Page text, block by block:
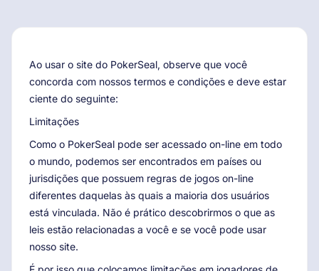
Ao usar o site do PokerSeal, observe que você
concorda com nossos termos e condições e deve estar
ciente do seguinte:
Limitações
Como o PokerSeal pode ser acessado on-line em todo
o mundo, podemos ser encontrados em países ou
jurisdições que possuem regras de jogos on-line
diferentes daquelas às quais a maioria dos usuários
está vinculada. Não é prático descobrirmos o que as
leis estão relacionadas a você e se você pode usar
nosso site.